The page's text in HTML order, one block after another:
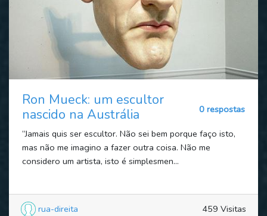
Ron Mueck: um escultor
nascido na Austrália
0 respostas
“Jamais quis ser escultor. Não sei bem porque faço isto,
mas não me imagino a fazer outra coisa. Não me
considero um artista, isto é simplesmen...
rua-direita 459 Visitas